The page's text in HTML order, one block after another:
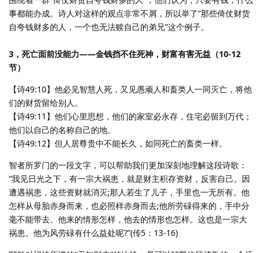
事都能办成。诗人对这样的观点非常不屑，所以举了“那些倚仗财货
自夸钱财多的人，一个也无法赎自己的弟兄”这个例子。
3，死亡面前没能力——金钱挡不住死神，财富有害无益（10-12
节）
【诗49:10】他必见智慧人死，又见愚顽人和畜类人一同灭亡，将他
们的财货留给别人。
【诗49:11】他们心里思想，他们的家室必永存，住宅必留到万代；
他们以自己的名称自己的地。
【诗49:12】但人居尊贵中不能长久，如同死亡的畜类一样。
智者所罗门的一段文字，可以帮助我们更加深刻地理解这段诗歌：
“我见日光之下，有一宗大祸患，就是财主积存资财，反害自己。因
遭遇祸患，这些资财就消灭;那人若生了儿子，手里也一无所有。他
怎样从母胎赤身而来，也必照样赤身而去;他所劳碌得来的，手中分
毫不能带去。他来的情形怎样，他去的情形也怎样。这也是一宗大
祸患。他为风劳碌有什么益处呢?”(传5：13-16)